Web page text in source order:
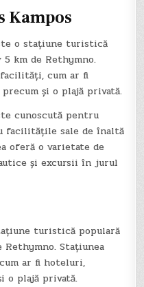
Kampos
o stațiune turistică
km de Rethymno.
cum ar fi
și o plajă privată.
cunoscută pentru
facilitățile sale de înaltă
oferă o varietate de
și excursii în jurul
turistică populară
Stațiunea
ar fi hoteluri,
o plajă privată.